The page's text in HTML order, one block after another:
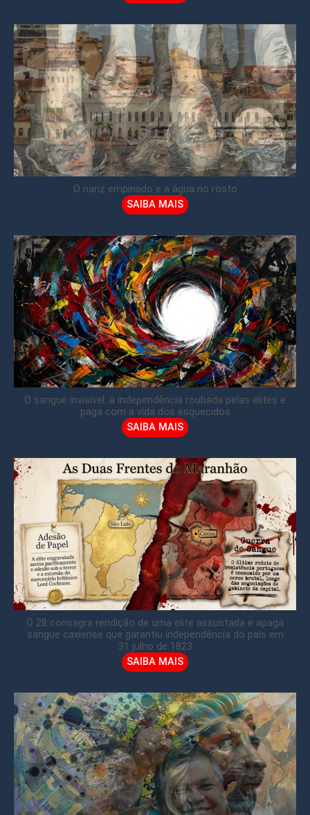
O nariz empinado e a água no rosto
SAIBA MAIS
O sangue invisível: a independência roubada pelas elites e
paga com a vida dos esquecidos
SAIBA MAIS
O 28 consagra rendição de uma elite assustada e apaga
sangue caxiense que garantiu independência do país em
31 julho de 1823
SAIBA MAIS